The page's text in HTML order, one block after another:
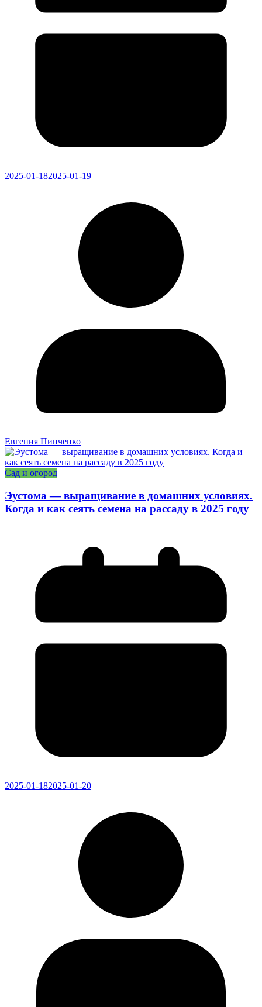
2025-01-182025-01-19
Евгения Пинченко
Сад и огород
Эустома — выращивание в домашних условиях.
Когда и как сеять семена на рассаду в 2025 году
2025-01-182025-01-20